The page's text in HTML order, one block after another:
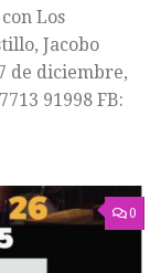
Los
Jacobo
de diciembre,
91998 FB:
0